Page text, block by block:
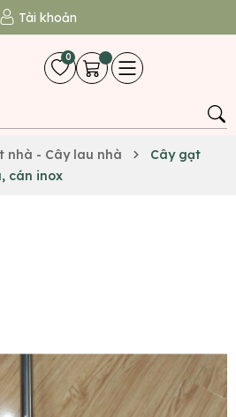
Tài khoản
0
nhà - Cây lau nhà
Cây gạt
cán inox